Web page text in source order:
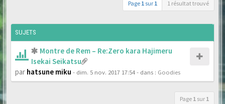
Page 1 sur 1 1 résultat trouvé
SUJETS
Montre de Rem – Re:Zero kara Hajimeru
Isekai Seikatsu
par hatsune miku - dim. 5 nov. 2017 17:54- dans : Goodies
Page 1 sur 1